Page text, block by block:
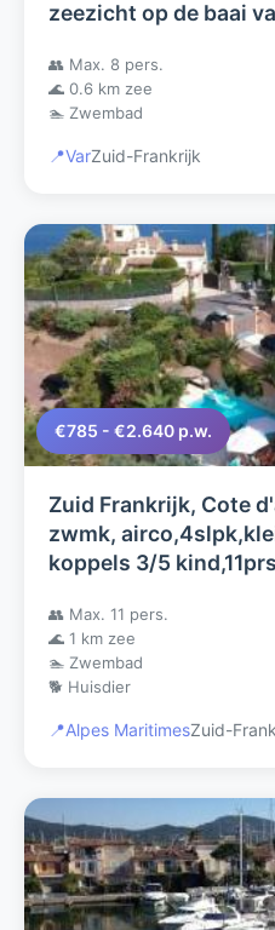
zeezicht op de baai
badkamer/toilet/airco
👥 Max. 8 pers.
🌊 0.6 km zee
🏊 Zwembad
📍VarZuid-Frankrijk
€785 - €2.640 p.w.
Zuid Frankrijk, Cote
zwmk,
koppels 3/5
👥 Max. 11 pers.
🌊 1 km zee
🏊 Zwembad
🐕 Huisdier
📍Alpes MaritimesZuid-